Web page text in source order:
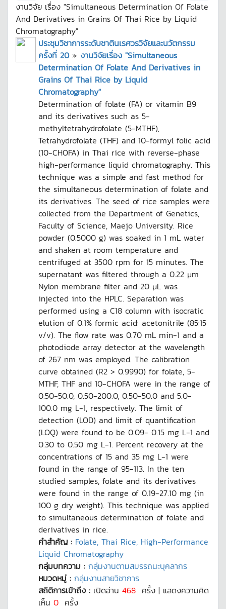
งานวิจัย เรื่อง "Simultaneous Determination Of Folate
And Derivatives in Grains Of Thai Rice by Liquid
Chromatography"
ประชุมวิชาการระดับชาตินเรศวรวิจัยและนวัตกรรม
ครั้งที่ 20» งานวิจัยเรื่อง "Simultaneous
Determination Of Folate And Derivatives in
Grains Of Thai Rice by Liquid
Chromatography"
Determination of folate (FA) or vitamin B9
and its derivatives such as 5-
methyltetrahydrofolate (5-MTHF),
Tetrahydrofolate (THF) and 10-formyl folic acid
(10-CHOFA) in Thai rice with reverse-phase
high-performance liquid chromatography. This
technique was a simple and fast method for
the simultaneous determination of folate and
its derivatives. The seed of rice samples were
collected from the Department of Genetics,
Faculty of Science, Maejo University. Rice
powder (0.5000 g) was soaked in 1 mL water
and shaken at room temperature and
centrifuged at 3500 rpm for 15 minutes. The
supernatant was filtered through a 0.22 μm
Nylon membrane filter and 20 μL was
injected into the HPLC. Separation was
performed using a C18 column with isocratic
elution of 0.1% formic acid: acetonitrile (85:15
v/v). The flow rate was 0.70 mL min-1 and a
photodiode array detector at the wavelength
of 267 nm was employed. The calibration
curve obtained (R2 > 0.9990) for folate, 5-
MTHF, THF and 10-CHOFA were in the range of
0.50-50.0, 0.50-200.0, 0.50-50.0 and 5.0-
100.0 mg L-1, respectively. The limit of
detection (LOD) and limit of quantification
(LOQ) were found to be 0.09- 0.15 mg L-1 and
0.30 to 0.50 mg L-1. Percent recovery at the
concentrations of 15 and 35 mg L-1 were
found in the range of 95-113. In the ten
studied samples, folate and its derivatives
were found in the range of 0.19-27.10 mg (in
100 g dry weight). This technique was applied
to simultaneous determination of folate and
derivatives in rice.
คำสำคัญ : Folate, Thai Rice, High-Performance
Liquid Chromatography
กลุ่มบทความ : กลุ่มงานตามสมรรถนะบุคลากร
หมวดหมู่ : กลุ่มงานสายวิชาการ
สถิติการเข้าถึง : เปิดอ่าน 468 ครั้ง | แสดงความคิด
เห็น 0 ครั้ง